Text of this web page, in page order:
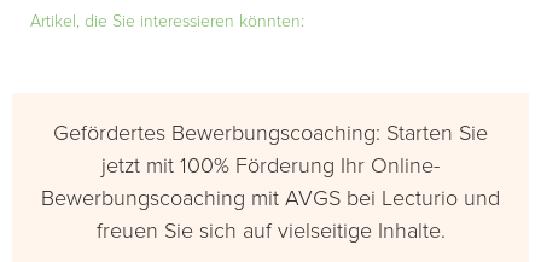
Artikel, die Sie interessieren könnten:
Gefördertes Bewerbungscoaching: Starten Sie
jetzt mit 100% Förderung Ihr Online-
Bewerbungscoaching mit AVGS bei Lecturio und
freuen Sie sich auf vielseitige Inhalte.